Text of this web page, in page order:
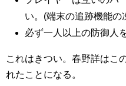
い。(端末の追跡機能の
必ず一人以上の防御人
これはきつい。春野詳はこ
れたことになる。